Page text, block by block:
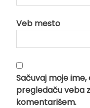
Veb mesto
Sačuvaj moje
pregledaču veba
komentarišem.